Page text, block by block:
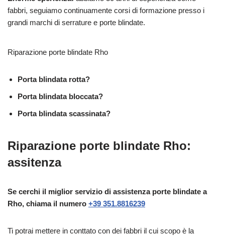
fabbri, seguiamo continuamente corsi di formazione presso i
grandi marchi di serrature e porte blindate.
Riparazione porte blindate Rho
Porta blindata rotta?
Porta blindata bloccata?
Porta blindata scassinata?
Riparazione porte blindate Rho:
assitenza
Se cerchi il miglior servizio di assistenza porte blindate a
Rho, chiama il numero +39 351.8816239
Ti potrai mettere in conttato con dei fabbri il cui scopo è la